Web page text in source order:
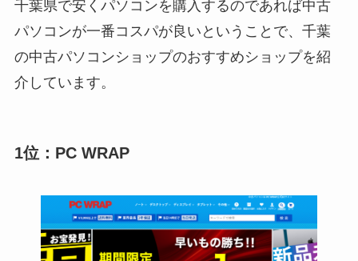
千葉県で安くパソコンを購入するのであれば中古
パソコンが一番コスパが良いということで、千葉
の中古パソコンショップのおすすめショップを紹
介しています。
1位：PC WRAP